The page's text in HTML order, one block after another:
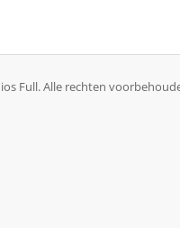
Full. Alle rechten